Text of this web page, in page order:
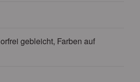
gebleicht, Farben auf